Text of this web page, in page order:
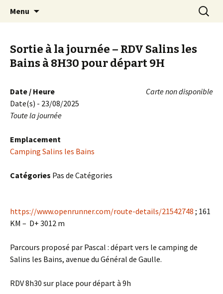
Quetigny Cyclotourisme
EN VELO, TOUT EST PLUS BEAU !
Menu
Sortie à la journée – RDV Salins les
Bains à 8H30 pour départ 9H
Carte non disponible
Date / Heure
Date(s) - 23/08/2025
Toute la journée
Emplacement
Camping Salins les Bains
Catégories Pas de Catégories
https://www.openrunner.com/route-details/21542748 ; 161
KM – D+ 3012 m
Parcours proposé par Pascal : départ vers le camping de
Salins les Bains, avenue du Général de Gaulle.
RDV 8h30 sur place pour départ à 9h